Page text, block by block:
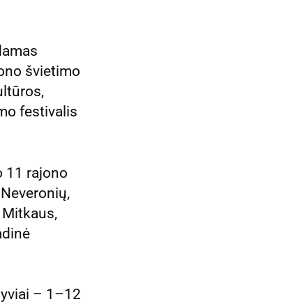
švietimo
festivalis
11 rajono
– 1–12